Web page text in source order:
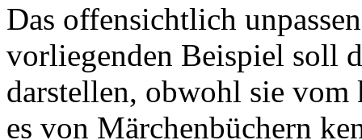
Das offensichtlich
vorliegenden Beispiel soll
darstellen, obwohl sie
es von Märchenbüchern